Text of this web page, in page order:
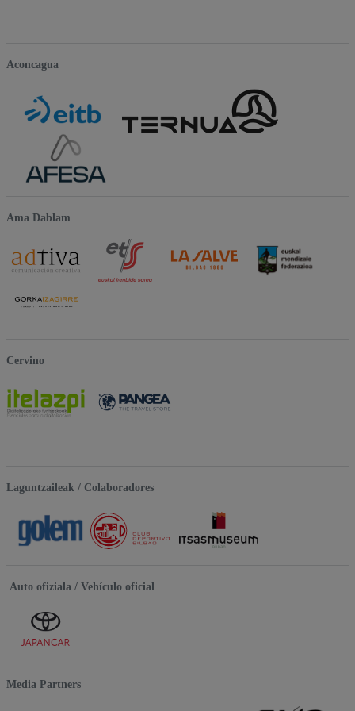
Aconcagua
Ama Dablam
Cervino
Laguntzaileak / Colaboradores
Auto ofiziala / Vehículo oficial
Media Partners